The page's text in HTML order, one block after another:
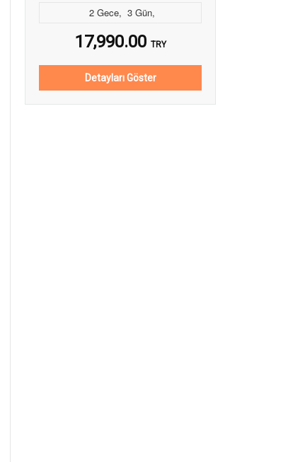
2 Gece, 3 Gün,
17,990.00 TRY
Detayları Göster